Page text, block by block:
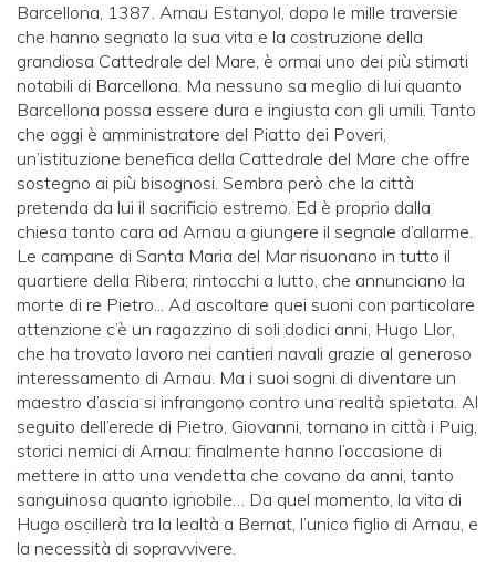
Barcellona, 1387. Arnau Estanyol, dopo le mille traversie
che hanno segnato la sua vita e la costruzione della
grandiosa Cattedrale del Mare, è ormai uno dei più stimati
notabili di Barcellona. Ma nessuno sa meglio di lui quanto
Barcellona possa essere dura e ingiusta con gli umili. Tanto
che oggi è amministratore del Piatto dei Poveri,
un’istituzione benefica della Cattedrale del Mare che offre
sostegno ai più bisognosi. Sembra però che la città
pretenda da lui il sacrificio estremo. Ed è proprio dalla
chiesa tanto cara ad Arnau a giungere il segnale d’allarme.
Le campane di Santa Maria del Mar risuonano in tutto il
quartiere della Ribera; rintocchi a lutto, che annunciano la
morte di re Pietro... Ad ascoltare quei suoni con particolare
attenzione c’è un ragazzino di soli dodici anni, Hugo Llor,
che ha trovato lavoro nei cantieri navali grazie al generoso
interessamento di Arnau. Ma i suoi sogni di diventare un
maestro d’ascia si infrangono contro una realtà spietata. Al
seguito dell’erede di Pietro, Giovanni, tornano in città i Puig,
storici nemici di Arnau: finalmente hanno l’occasione di
mettere in atto una vendetta che covano da anni, tanto
sanguinosa quanto ignobile… Da quel momento, la vita di
Hugo oscillerà tra la lealtà a Bernat, l’unico figlio di Arnau, e
la necessità di sopravvivere.